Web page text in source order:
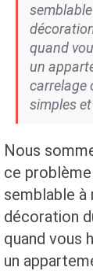
quand
un
carrelage
simples
Nous
ce
semblable
décoration
quand vous
un